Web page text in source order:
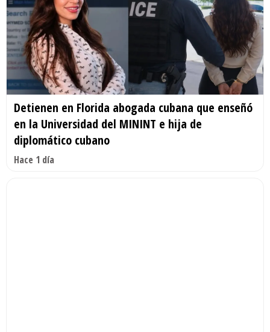
Detienen en Florida abogada cubana que enseñó
en la Universidad del MININT e hija de
diplomático cubano
Hace 1 día